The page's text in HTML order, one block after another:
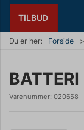
TILBUD
Du er her: Forside
Varenummer: 020658